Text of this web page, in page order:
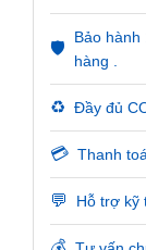
🛡️
Bảo hành
hàng .
♻️ Đầy đủ
💳 Thanh
💬 Hỗ trợ kỹ